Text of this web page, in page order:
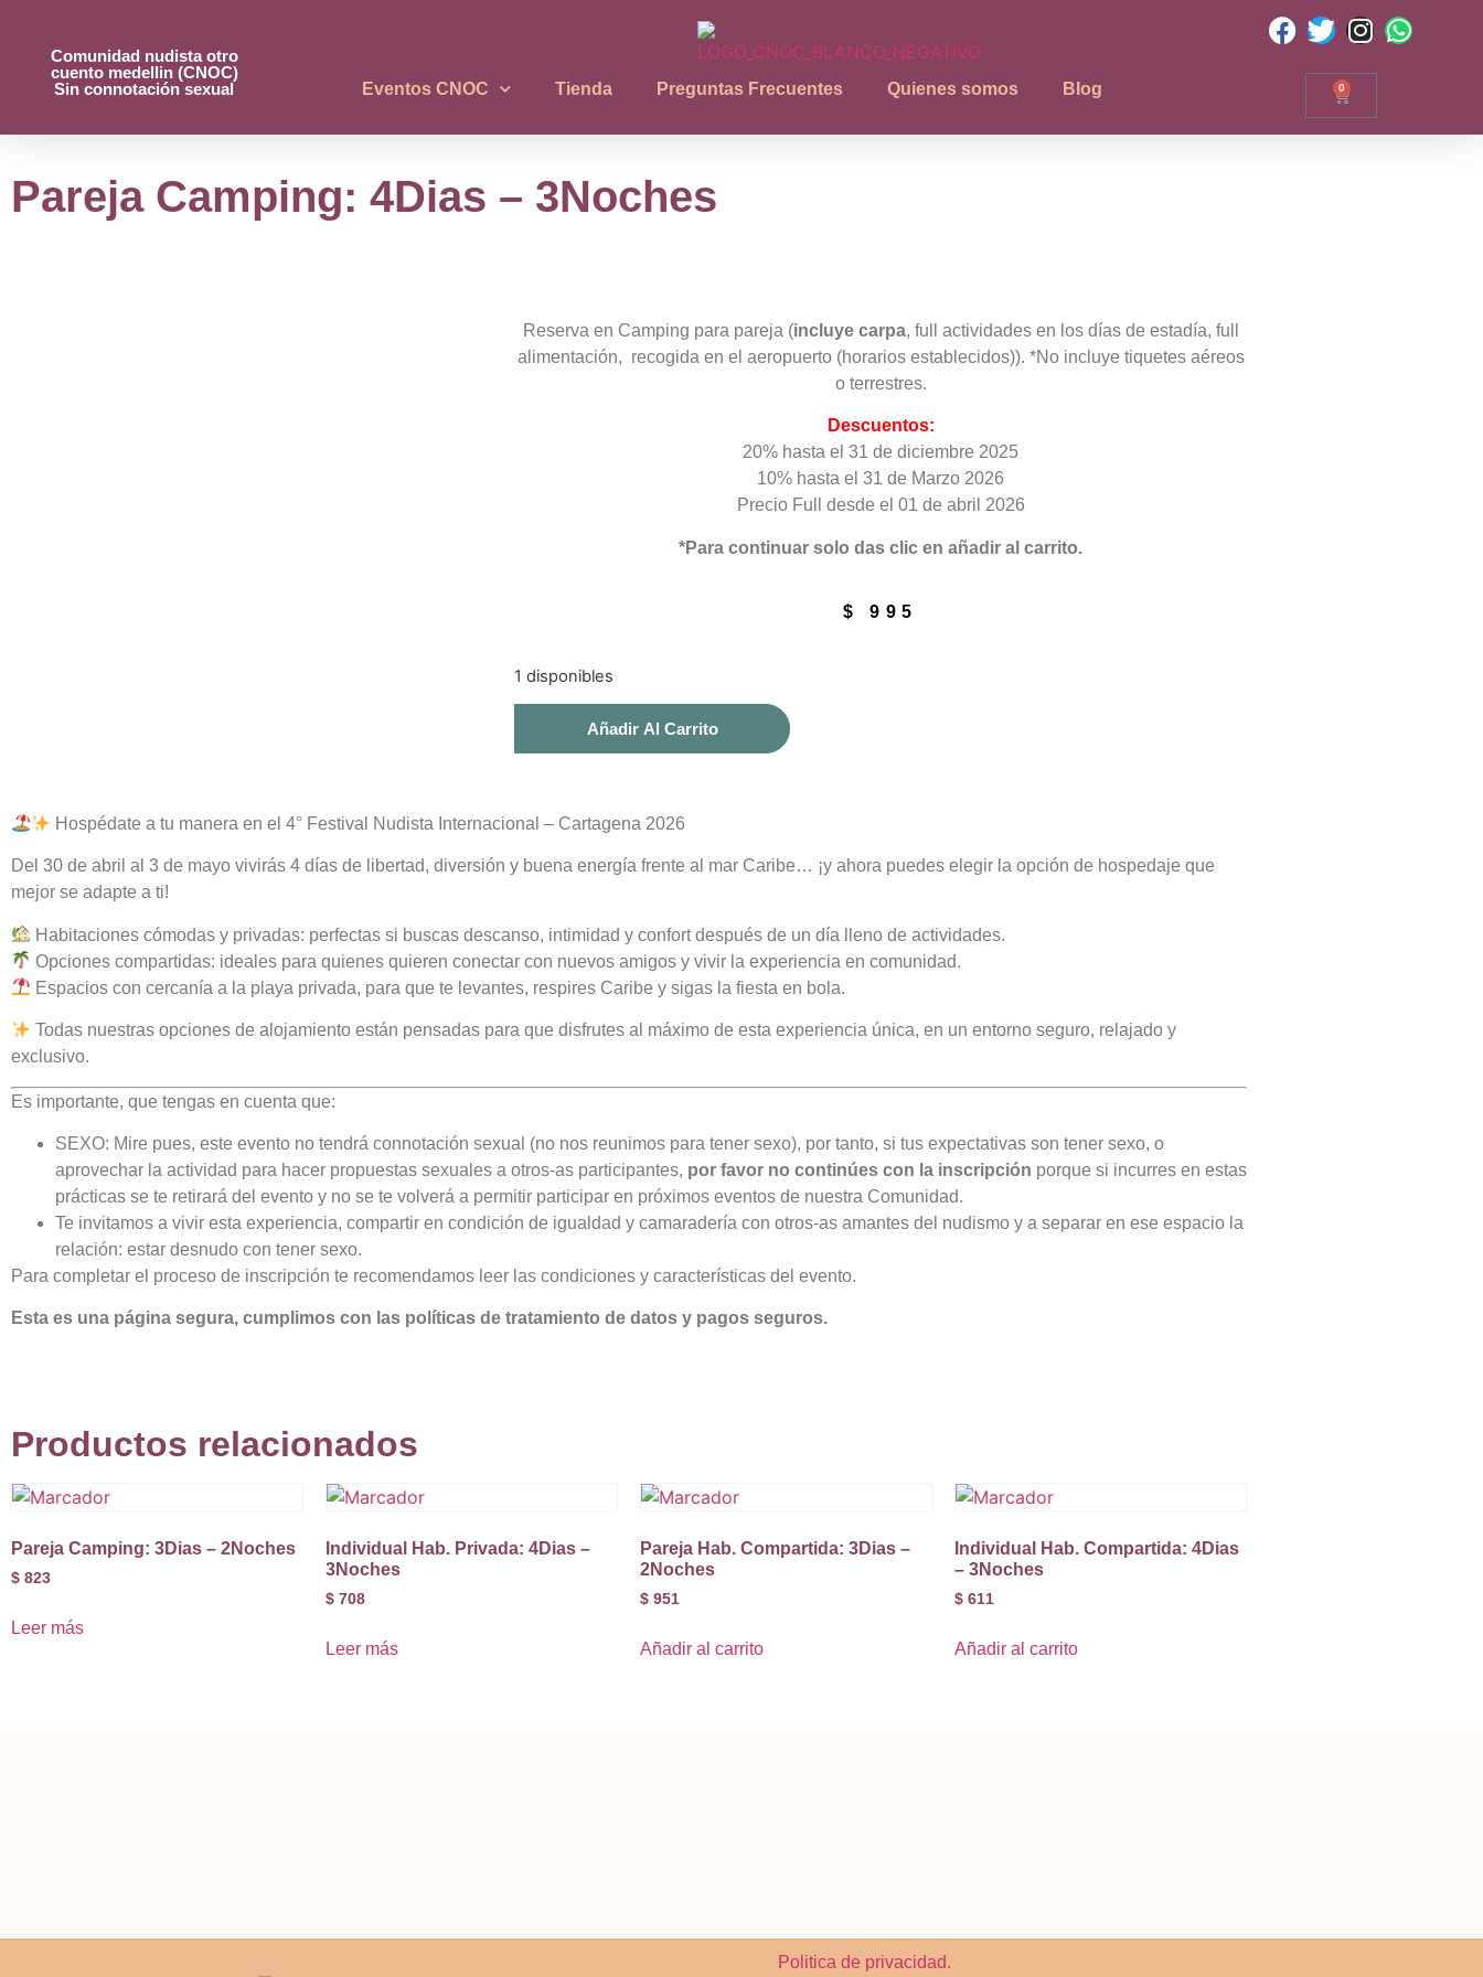
Comunidad nudista otro
cuento medellin (CNOC)
Sin connotación sexual
Eventos CNOC Tienda Preguntas Frecuentes Quienes somos Blog 0
Pareja Camping: 4Dias – 3Noches
Reserva en Camping para pareja (incluye carpa, full actividades en los días de estadía, full
alimentación, recogida en el aeropuerto (horarios establecidos)). *No incluye tiquetes aéreos
o terrestres.
Descuentos:
20% hasta el 31 de diciembre 2025
10% hasta el 31 de Marzo 2026
Precio Full desde el 01 de abril 2026
*Para continuar solo das clic en añadir al carrito.
$ 995
1 disponibles
Añadir Al Carrito
Hospédate a tu manera en el 4° Festival Nudista Internacional – Cartagena 2026
Del 30 de abril al 3 de mayo vivirás 4 días de libertad, diversión y buena energía frente al mar Caribe… ¡y ahora puedes elegir la opción de hospedaje que
mejor se adapte a ti!
Habitaciones cómodas y privadas: perfectas si buscas descanso, intimidad y confort después de un día lleno de actividades.
Opciones compartidas: ideales para quienes quieren conectar con nuevos amigos y vivir la experiencia en comunidad.
Espacios con cercanía a la playa privada, para que te levantes, respires Caribe y sigas la fiesta en bola.
Todas nuestras opciones de alojamiento están pensadas para que disfrutes al máximo de esta experiencia única, en un entorno seguro, relajado y
exclusivo.
Es importante, que tengas en cuenta que:
SEXO: Mire pues, este evento no tendrá connotación sexual (no nos reunimos para tener sexo), por tanto, si tus expectativas son tener sexo, o
aprovechar la actividad para hacer propuestas sexuales a otros-as participantes, por favor no continúes con la inscripción porque si incurres en estas
prácticas se te retirará del evento y no se te volverá a permitir participar en próximos eventos de nuestra Comunidad.
Te invitamos a vivir esta experiencia, compartir en condición de igualdad y camaradería con otros-as amantes del nudismo y a separar en ese espacio la
relación: estar desnudo con tener sexo.
Para completar el proceso de inscripción te recomendamos leer las condiciones y características del evento.
Esta es una página segura, cumplimos con las políticas de tratamiento de datos y pagos seguros.
Productos relacionados
Pareja Camping: 3Dias – 2Noches
$ 823
Leer más
Individual Hab. Privada: 4Dias –
3Noches
$ 708
Leer más
Pareja Hab. Compartida: 3Dias –
2Noches
$ 951
Añadir al carrito
Individual Hab. Compartida: 4Dias
– 3Noches
$ 611
Añadir al carrito
Politica de privacidad.